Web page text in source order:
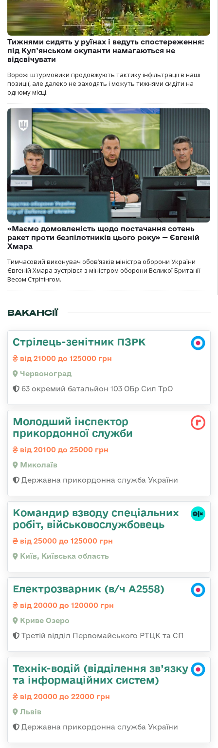
Тижнями сидять у руїнах і ведуть спостереження:
під Куп’янськом окупанти намагаються не
відсвічувати
Ворожі штурмовики продовжують тактику інфільтрації в наші
позиції, але далеко не заходять і можуть тижнями сидіти на
одному місці.
«Маємо домовленість щодо постачання сотень
ракет проти безпілотників цього року» — Євгеній
Хмара
Тимчасовий виконувач обов’язків міністра оборони України
Євгеній Хмара зустрівся з міністром оборони Великої Британії
Весом Стрітінгом.
ВАКАНСІЇ
Стрілець-зенітник ПЗРК
від 21000 до 125000 грн
Червоноград
63 окремий батальйон 103 ОБр Сил ТрО
Молодший інспектор
прикордонної служби
від 20100 до 25000 грн
Миколаїв
Державна прикордонна служба України
Командир взводу спеціальних
робіт, військовослужбовець
від 25000 до 125000 грн
Київ, Київська область
Електрозварник (в/ч А2558)
від 20000 до 120000 грн
Криве Озеро
Третій відділ Первомайського РТЦК та СП
Технік-водій (відділення зв’язку
та інформаційних систем)
від 20000 до 22000 грн
Львів
Державна прикордонна служба України